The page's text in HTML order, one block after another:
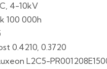
4-10kV
100 000h
0.4210, 0.3720
L2C5-